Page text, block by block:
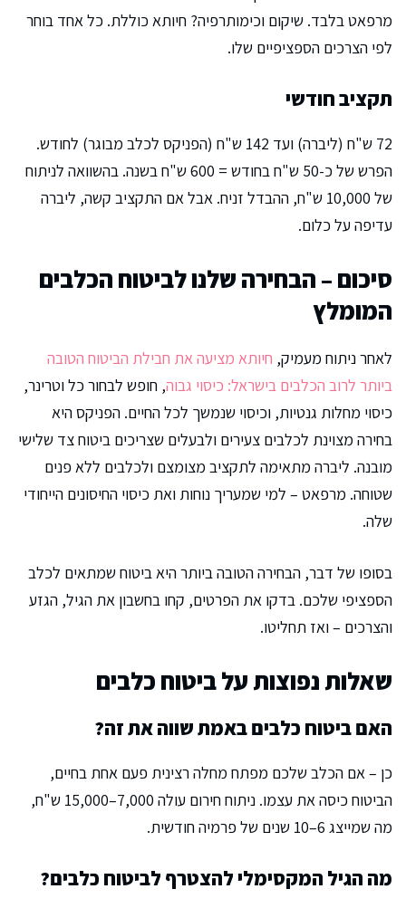
מרפאט בלבד. שיקום וכימותרפיה? חיותא כוללת. כל אחד בוחר
לפי הצרכים הספציפיים שלו.
תקציב חודשי
72 ש"ח (ליברה) ועד 142 ש"ח (הפניקס לכלב מבוגר) לחודש.
הפרש של כ-50 ש"ח בחודש = 600 ש"ח בשנה. בהשוואה לניתוח
של 10,000 ש"ח, ההבדל זניח. אבל אם התקציב קשה, ליברה
עדיפה על כלום.
סיכום – הבחירה שלנו לביטוח הכלבים
המומלץ
לאחר ניתוח מעמיק, חיותא מציעה את חבילת הביטוח הטובה
ביותר לרוב הכלבים בישראל: כיסוי גבוה, חופש לבחור כל וטרינר,
כיסוי מחלות גנטיות, וכיסוי שנמשך לכל החיים. הפניקס היא
בחירה מצוינת לכלבים צעירים ולבעלים שצריכים ביטוח צד שלישי
מובנה. ליברה מתאימה לתקציב מצומצם ולכלבים ללא פנים
שטוחה. מרפאט – למי שמעריך נוחות ואת כיסוי החיסונים הייחודי
שלה.
בסופו של דבר, הבחירה הטובה ביותר היא ביטוח שמתאים לכלב
הספציפי שלכם. בדקו את הפרטים, קחו בחשבון את הגיל, הגזע
והצרכים – ואז תחליטו.
שאלות נפוצות על ביטוח כלבים
האם ביטוח כלבים באמת שווה את זה?
כן – אם הכלב שלכם מפתח מחלה רצינית פעם אחת בחיים,
הביטוח כיסה את עצמו. ניתוח חירום עולה 7,000–15,000 ש"ח,
מה שמייצג 6–10 שנים של פרמיה חודשית.
מה הגיל המקסימלי להצטרף לביטוח כלבים?